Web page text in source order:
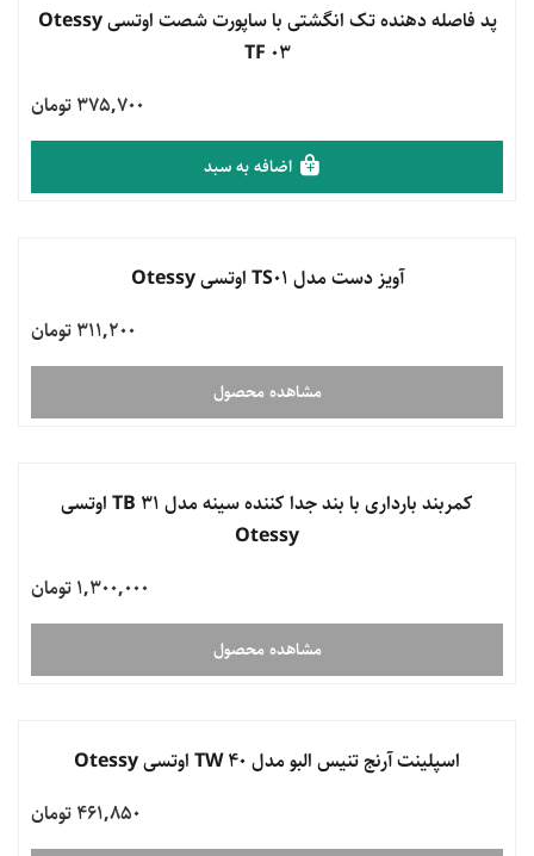
مشاهده محصول
پد فاصله دهنده تک انگشتی با ساپورت شصت اوتسی Otessy
TF 03
375,700 تومان
اضافه به سبد
آویز دست مدل TS01 اوتسی Otessy
311,200 تومان
مشاهده محصول
ناموجود
کمربند بارداری با بند جدا کننده سینه مدل TB 31 اوتسی
Otessy
1,300,000 تومان
مشاهده محصول
ناموجوداسپلینت آرنج تنیس البو مدل TW 40 اوتسی Otessy
461,850 تومان